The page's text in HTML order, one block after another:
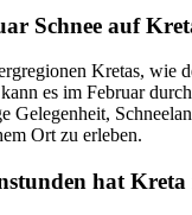
Schnee auf
Kretas, wie
es im Februar
Gelegenheit,
Ort zu erleben.
hat